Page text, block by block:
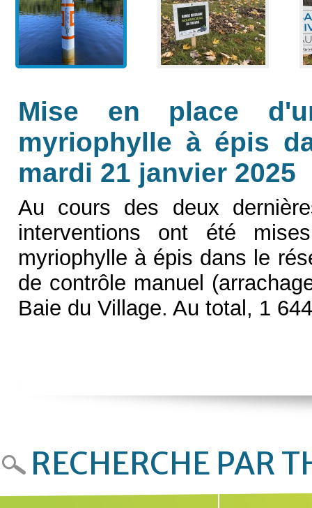
Mise en place
myriophylle à épis
mardi 21 janvier 2025
Au cours des deux
interventions ont été
myriophylle à épis dans le
de contrôle manuel
Baie du Village. Au total, 1
RECHERCHE PAR